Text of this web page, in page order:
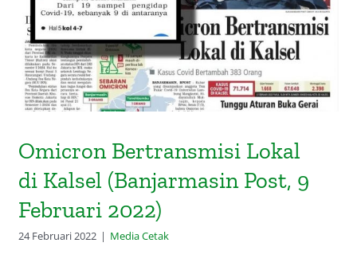
Omicron Bertransmisi Lokal
di Kalsel (Banjarmasin Post, 9
Februari 2022)
24 Februari 2022 | Media Cetak